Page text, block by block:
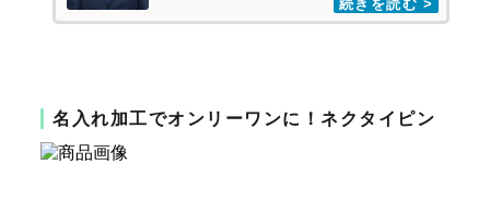
名入れ加工でオンリーワンに！ネクタイピン